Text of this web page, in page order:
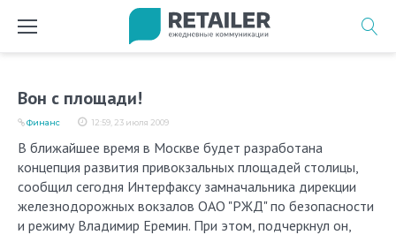
Вон с площади!
12:59, 23 июля 2009
Финанс
В ближайшее время в Москве будет разработана
концепция развития привокзальных площадей столицы,
сообщил сегодня Интерфаксу замначальника дирекции
железнодорожных вокзалов ОАО "РЖД" по безопасности
и режиму Владимир Еремин. При этом, подчеркнул он,